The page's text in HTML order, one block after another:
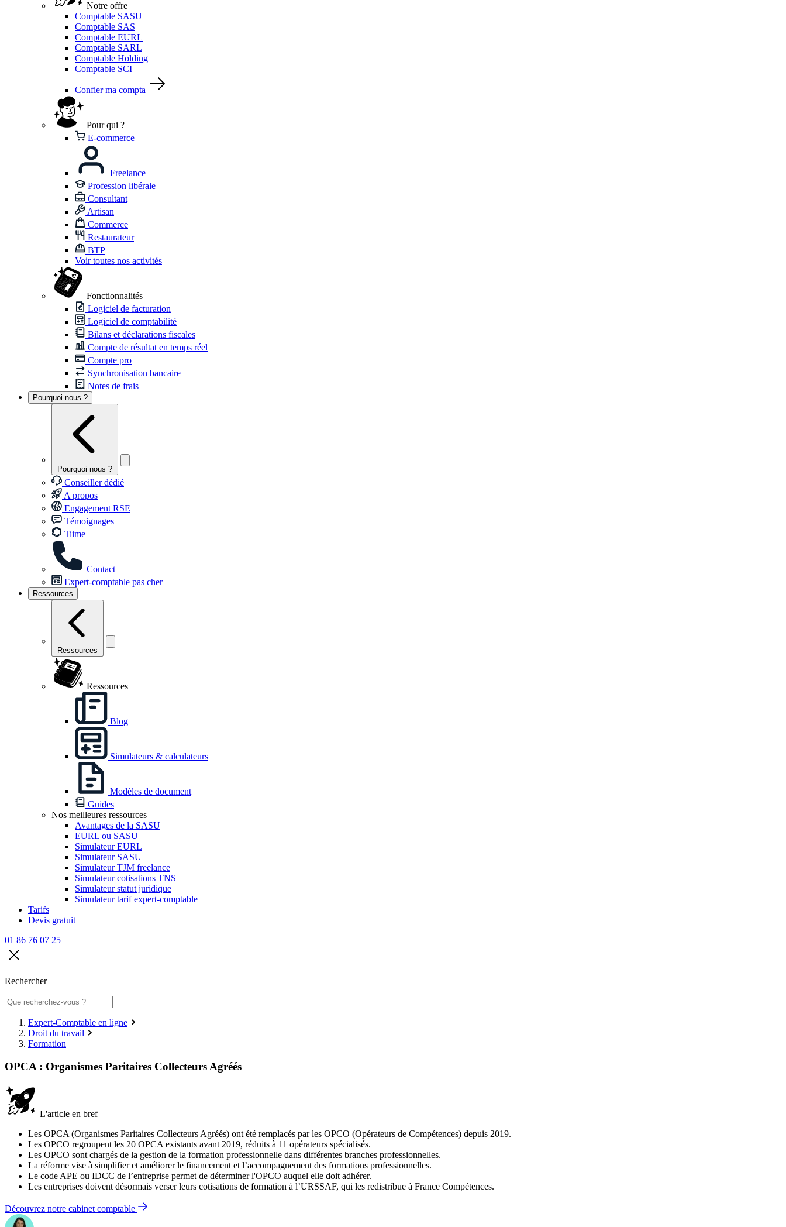
Notre offre
Comptable SASU
Comptable SAS
Comptable EURL
Comptable SARL
Comptable Holding
Comptable SCI
Confier ma compta
Pour qui ?
E-commerce
Freelance
Profession libérale
Consultant
Artisan
Commerce
Restaurateur
BTP
Voir toutes nos activités
Fonctionnalités
Logiciel de facturation
Logiciel de comptabilité
Bilans et déclarations fiscales
Compte de résultat en temps réel
Compte pro
Synchronisation bancaire
Notes de frais
Pourquoi nous ?
Pourquoi nous ?
Conseiller dédié
A propos
Engagement RSE
Témoignages
Tiime
Contact
Expert-comptable pas cher
Ressources
Ressources
Ressources
Blog
Simulateurs & calculateurs
Modèles de document
Guides
Nos meilleures ressources
Avantages de la SASU
EURL ou SASU
Simulateur EURL
Simulateur SASU
Simulateur TJM freelance
Simulateur cotisations TNS
Simulateur statut juridique
Simulateur tarif expert-comptable
Tarifs
Devis gratuit
01 86 76 07 25
Rechercher
Expert-Comptable en ligne
Droit du travail
Formation
OPCA : Organismes Paritaires Collecteurs Agréés
L'article en bref
Les OPCA (Organismes Paritaires Collecteurs Agréés) ont été remplacés par les OPCO (Opérateurs de Compétences) depuis 2019.
Les OPCO regroupent les 20 OPCA existants avant 2019, réduits à 11 opérateurs spécialisés.
Les OPCO sont chargés de la gestion de la formation professionnelle dans différentes branches professionnelles.
La réforme vise à simplifier et améliorer le financement et l’accompagnement des formations professionnelles.
Le code APE ou IDCC de l’entreprise permet de déterminer l'OPCO auquel elle doit adhérer.
Les entreprises doivent désormais verser leurs cotisations de formation à l’URSSAF, qui les redistribue à France Compétences.
Découvrez notre cabinet comptable